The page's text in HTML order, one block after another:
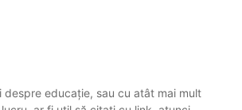
despre educație, sau cu atât mai mult